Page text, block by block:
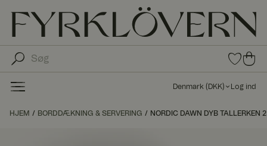
0
var
fav
0
var
er i
kø
Denmark ( DKK) Log ind
HJEM BORDDÆKNING & SERVERING NORDIC DAWN DYB TALLERKEN